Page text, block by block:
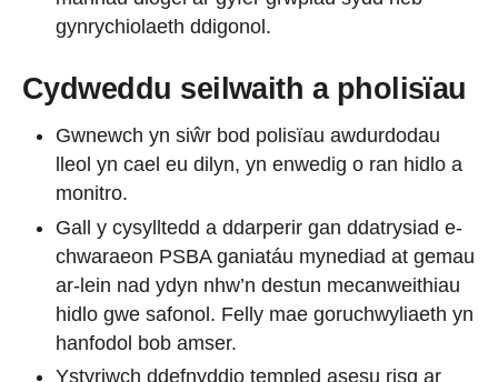
gynrychiolaeth ddigonol.
Cydweddu seilwaith a pholisïau
Gwnewch yn siŵr bod polisïau awdurdodau
lleol yn cael eu dilyn, yn enwedig o ran hidlo a
monitro.
Gall y cysylltedd a ddarperir gan ddatrysiad e-
chwaraeon PSBA ganiatáu mynediad at gemau
ar-lein nad ydyn nhw’n destun mecanweithiau
hidlo gwe safonol. Felly mae goruchwyliaeth yn
hanfodol bob amser.
Ystyriwch ddefnyddio templed asesu risg ar